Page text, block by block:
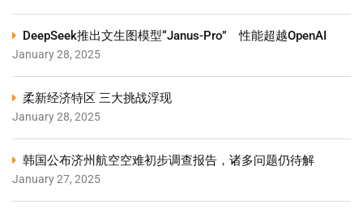
DeepSeek推出文生图模型“Janus-Pro” 性能超越OpenAI
January 28, 2025
柔新经济特区 三大挑战浮现
January 28, 2025
韩国公布济州航空空难初步调查报告，诸多问题仍待解
January 27, 2025